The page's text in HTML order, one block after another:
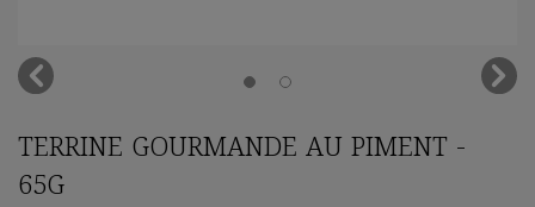
TERRINE GOURMANDE AU PIMENT -
65G